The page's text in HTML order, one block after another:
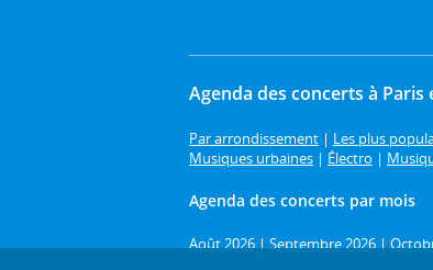
Agenda des concerts à Paris
Par arrondissement | Les plus
Musiques urbaines | Électro |
Agenda des concerts par mois
Août 2026|Septembre 2026|